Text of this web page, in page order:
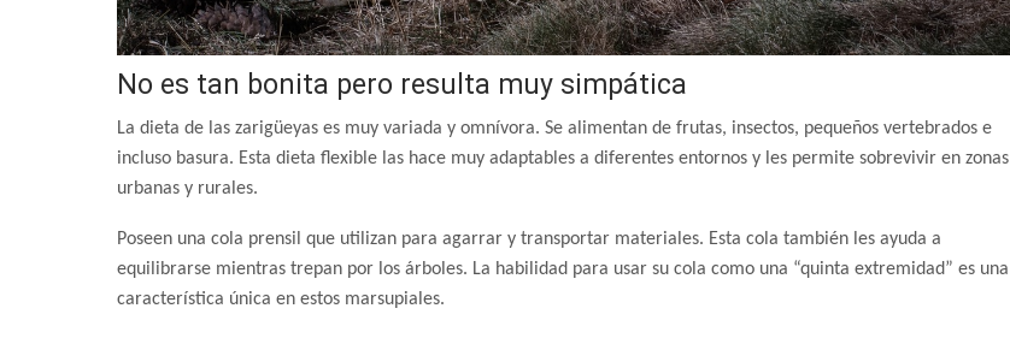
No es tan bonita pero resulta muy simpática
La dieta de las zarigüeyas es muy variada y omnívora. Se alimentan de frutas, insectos, pequeños vertebrados e
incluso basura. Esta dieta flexible las hace muy adaptables a diferentes entornos y les permite sobrevivir en zonas
urbanas y rurales.
Poseen una cola prensil que utilizan para agarrar y transportar materiales. Esta cola también les ayuda a
equilibrarse mientras trepan por los árboles. La habilidad para usar su cola como una “quinta extremidad” es una
característica única en estos marsupiales.